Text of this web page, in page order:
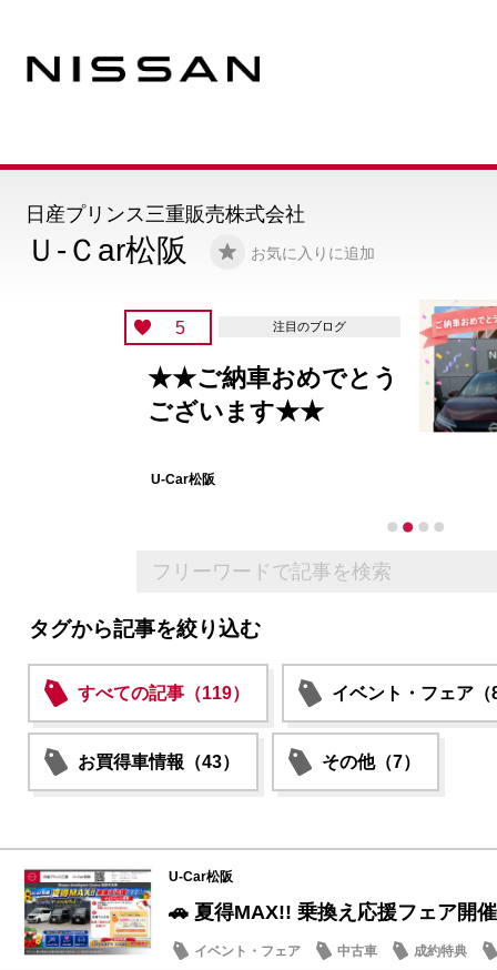
Ｕ-Ｃar松阪 お気に入りに追加
日産プリンス三重販売株式会社
5 注目のブログ
★★ご納車おめでとう
ございます★★
U-Car松阪
タグから記事を絞り込む
すべての記事（119） イベント・フェア（
お買得車情報（43） その他（7）
U-Car松阪
🚗 夏得MAX!! 乗換え応援フェア開
イベント・フェア 中古車 成約特典